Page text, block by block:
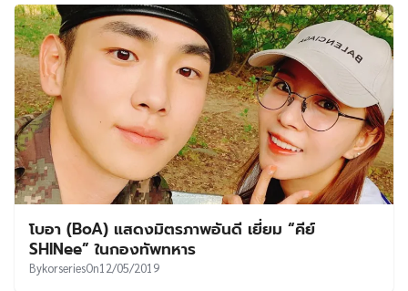
โบอา (BoA) แสดงมิตรภาพอันดี เยี่ยม “คีย์
SHINee” ในกองทัพทหาร
BykorseriesOn12/05/2019